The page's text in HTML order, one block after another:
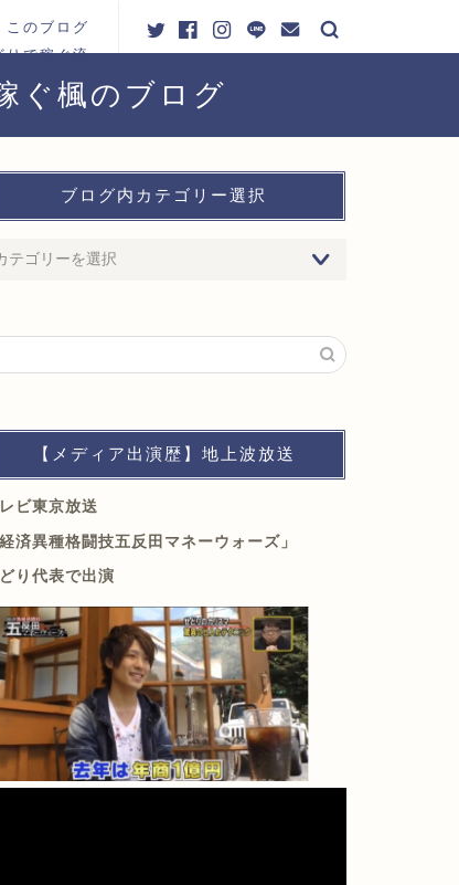
このブログ
りで稼ぐ流
ぐ楓のブログ
ブログ内カテゴリー選択
【メディア出演歴】地上波放送
ビ東京放送
経済異種格闘技五反田マネーウォーズ」
り代表で出演